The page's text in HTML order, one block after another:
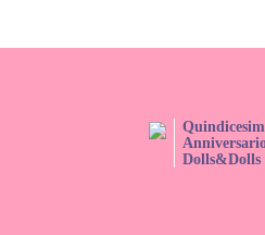
Dolls&Dolls